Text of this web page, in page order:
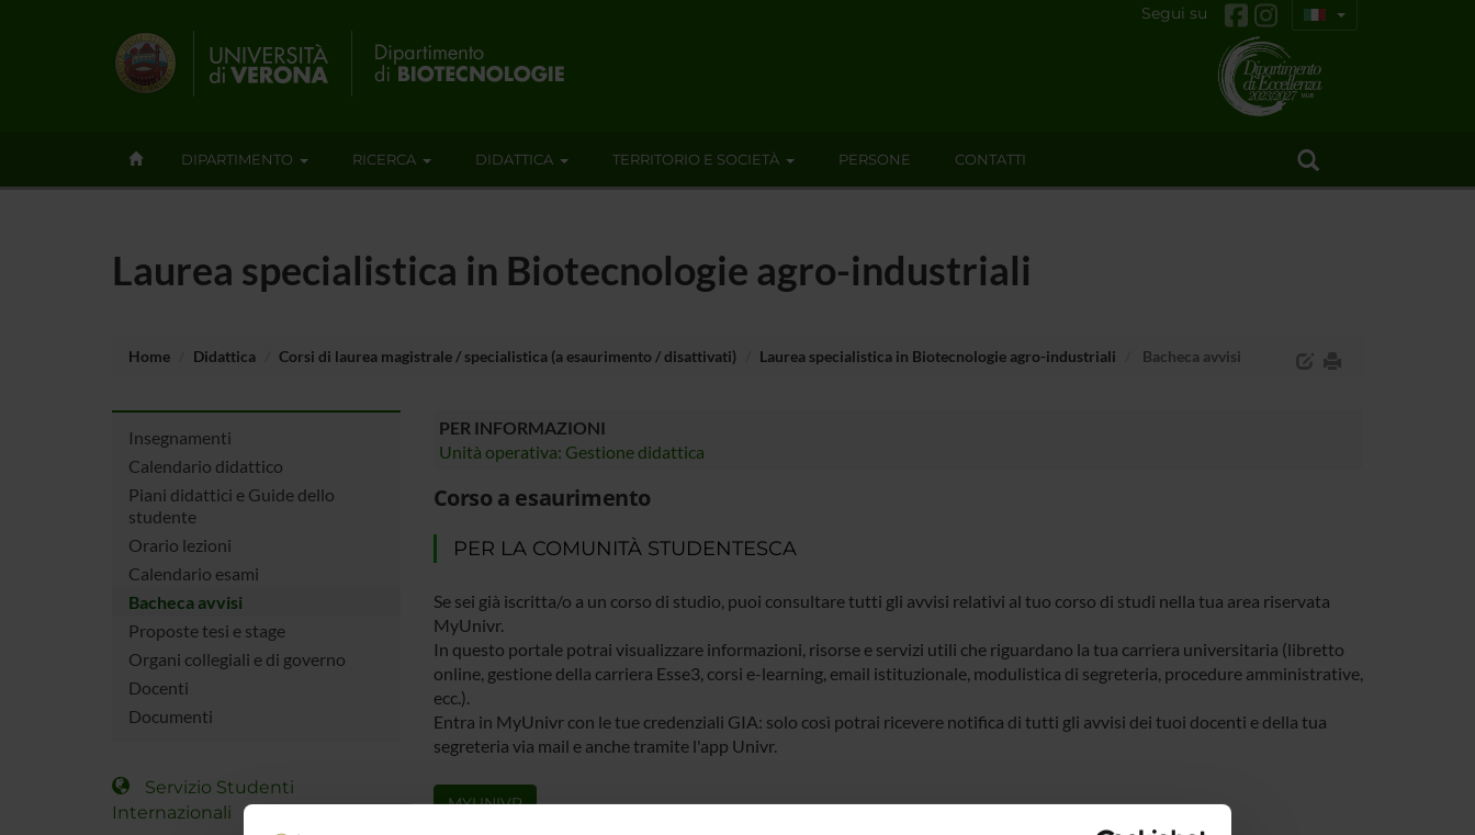
Segui su
DIPARTIMENTO RICERCA DIDATTICA TERRITORIO E SOCIETÀ PERSONE CONTATTI
Laurea specialistica in Biotecnologie agro-industriali
Home Didattica Corsi di laurea magistrale / specialistica (a esaurimento / disattivati) Laurea specialistica in Biotecnologie agro-industriali Bacheca avvisi
Insegnamenti
Calendario didattico
Piani didattici e Guide dello
studente
Orario lezioni
Calendario esami
Bacheca avvisi
Proposte tesi e stage
Organi collegiali e di governo
Docenti
Documenti
Servizio Studenti
Internazionali
PER INFORMAZIONI
Unità operativa: Gestione didattica
Corso a esaurimento
PER LA COMUNITÀ STUDENTESCA
Se sei già iscritta/o a un corso di studio, puoi consultare tutti gli avvisi relativi al tuo corso di studi nella tua area riservata
MyUnivr.
In questo portale potrai visualizzare informazioni, risorse e servizi utili che riguardano la tua carriera universitaria (libretto
online, gestione della carriera Esse3, corsi e-learning, email istituzionale, modulistica di segreteria, procedure amministrative,
ecc.).
Entra in MyUnivr con le tue credenziali GIA: solo così potrai ricevere notifica di tutti gli avvisi dei tuoi docenti e della tua
segreteria via mail e anche tramite l'app Univr.
MYUNIVR